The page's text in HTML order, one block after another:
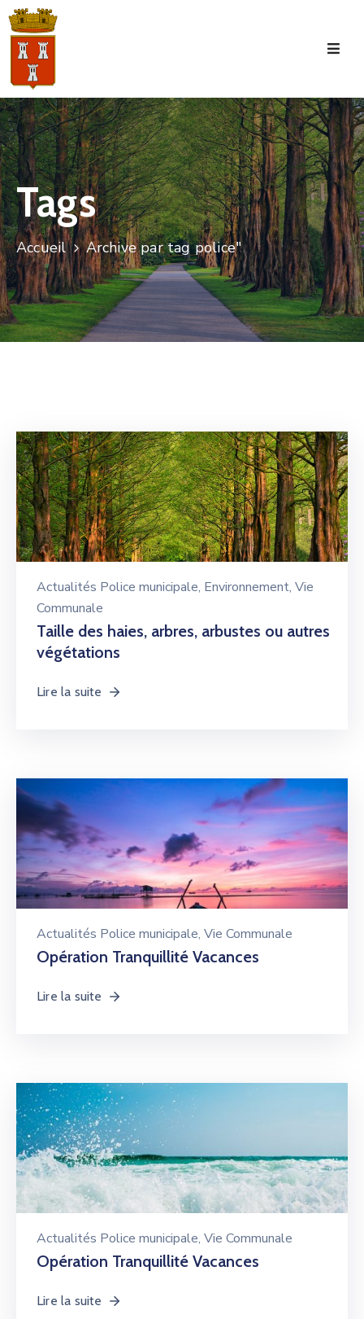
Accueil
La
Commune
Tourisme
Manifestations
Vie
Municipale
Services
Jeunesse
Tags
Accueil Archive par tag police"
Actualités Police municipale‚ Environnement‚ Vie
Communale
Taille des haies, arbres, arbustes ou autres
végétations
Lire la suite
Actualités Police municipale‚ Vie Communale
Opération Tranquillité Vacances
Lire la suite
Actualités Police municipale‚ Vie Communale
Opération Tranquillité Vacances
Lire la suite